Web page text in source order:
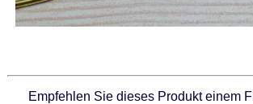
Empfehlen Sie dieses Produkt einem